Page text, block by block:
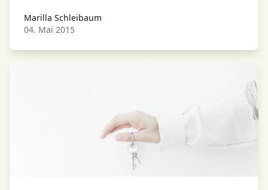
Marilla Schleibaum
Marilla Schleibaum
04. Mai 2015